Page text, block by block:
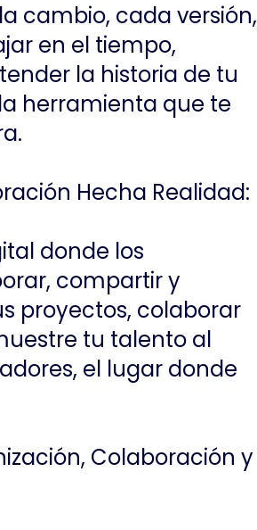
cambio, cada versión,
en el tiempo,
la historia de tu
herramienta que te
Hecha Realidad:
donde los
compartir y
proyectos, colaborar
tu talento al
el lugar donde
Colaboración y